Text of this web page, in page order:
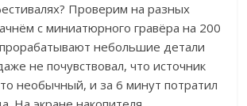
Проверим на разных
с миниатюрного гравёра на 200
небольшие детали
не почувствовал, что источник
необычный, и за 6 минут потратил